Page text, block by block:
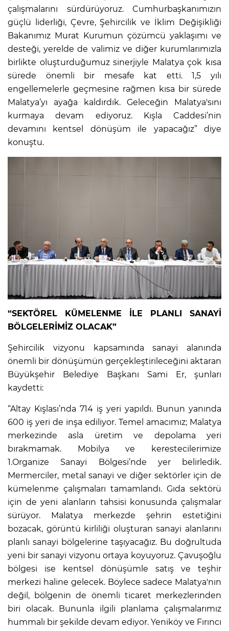
çalışmalarını sürdürüyoruz. Cumhurbaşkanımızın
güçlü liderliği, Çevre, Şehircilik ve İklim Değişikliği
Bakanımız Murat Kurumun çözümcü yaklaşımı ve
desteği, yerelde de valimiz ve diğer kurumlarımızla
birlikte oluşturduğumuz sinerjiyle Malatya çok kısa
sürede önemli bir mesafe kat etti. 1,5 yılı
engellemelerle geçmesine rağmen kısa bir sürede
Malatya’yı ayağa kaldırdık. Geleceğin Malatya'sını
kurmaya devam ediyoruz. Kışla Caddesi’nin
devamını kentsel dönüşüm ile yapacağız” diye
konuştu.
“SEKTÖREL KÜMELENME İLE PLANLI SANAYİ
BÖLGELERİMİZ OLACAK”
Şehircilik vizyonu kapsamında sanayi alanında
önemli bir dönüşümün gerçekleştirileceğini aktaran
Büyükşehir Belediye Başkanı Sami Er, şunları
kaydetti:
“Altay Kışlası’nda 714 iş yeri yapıldı. Bunun yanında
600 iş yeri de inşa ediliyor. Temel amacımız; Malatya
merkezinde asla üretim ve depolama yeri
bırakmamak. Mobilya ve kerestecilerimize
1.Organize Sanayi Bölgesi’nde yer belirledik.
Mermerciler, metal sanayi ve diğer sektörler için de
kümelenme çalışmaları tamamlandı. Gıda sektörü
için de yeni alanların tahsisi konusunda çalışmalar
sürüyor. Malatya merkezde şehrin estetiğini
bozacak, görüntü kirliliği oluşturan sanayi alanlarını
planlı sanayi bölgelerine taşıyacağız. Bu doğrultuda
yeni bir sanayi vizyonu ortaya koyuyoruz. Çavuşoğlu
bölgesi ise kentsel dönüşümle satış ve teşhir
merkezi haline gelecek. Böylece sadece Malatya'nın
değil, bölgenin de önemli ticaret merkezlerinden
biri olacak. Bununla ilgili planlama çalışmalarımız
hummalı bir şekilde devam ediyor. Yeniköy ve Fırıncı